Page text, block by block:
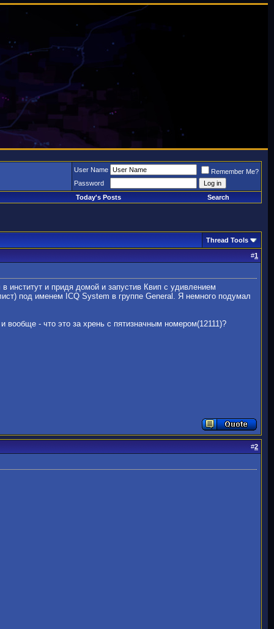
User Name
Remember Me?
Password
Today's Posts Search
Thread Tools
#1
институт и придя домой и запустив Квип с удивлением
под именем ICQ System в группе General. Я немного подумал
вообще - что это за хрень с пятизначным номером(12111)?
#2